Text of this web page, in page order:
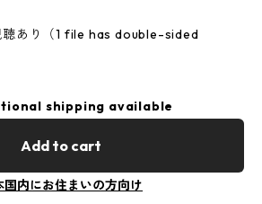
あり（1 file has double-sided
shipping available
Add to cart
国内にお住まいの方向け